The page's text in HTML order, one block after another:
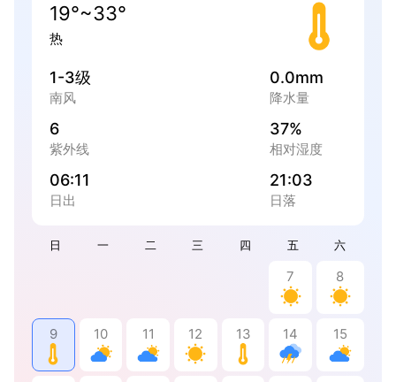
日 一 二 三 四 五 六
7 8
9 10 11 12 13 14 15
19°~33°
热
1-3级
南风
0.0mm
降水量
6
紫外线
37%
相对湿度
06:11
日出
21:03
日落